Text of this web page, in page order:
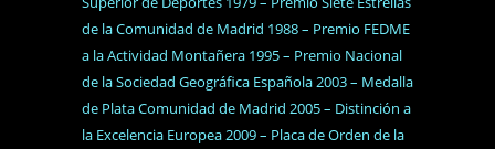
de la Comunidad de Madrid 1988 – Premio FEDME
a la Actividad Montañera 1995 – Premio Nacional
de la Sociedad Geográfica Española 2003 – Medalla
de Plata Comunidad de Madrid 2005 – Distinción a
la Excelencia Europea 2009 – Placa de Orden de la